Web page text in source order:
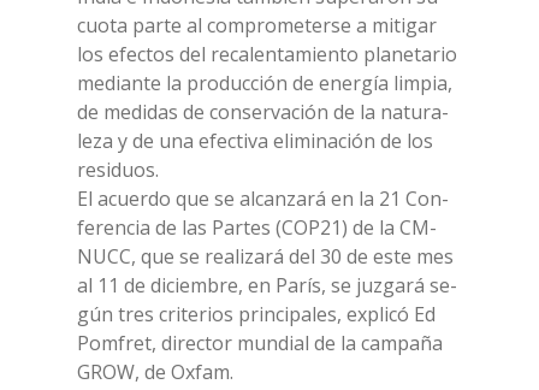
cuo­ta par­te al com­pro­me­ter­se a mi­ti­gar
los efec­tos del re­ca­len­ta­mien­to pla­ne­ta­rio
me­dian­te la pro­duc­ción de ener­gía lim­pia,
de me­di­das de con­ser­va­ción de la na­tu­ra­
le­za y de una efec­ti­va eli­mi­na­ción de los
re­si­duos.
El acuer­do que se al­can­za­rá en la 21 Con­
fe­ren­cia de las Par­tes (CO­P21) de la CM­
NUCC, que se rea­li­za­rá del 30 de este mes
al 11 de di­ciem­bre, en Pa­rís, se ju­z­ga­rá se­
gún tres cri­te­rios prin­ci­pa­les, ex­pli­có Ed
Pom­fret, di­rec­tor mun­dial de la cam­paña
GROW, de Ox­fam.